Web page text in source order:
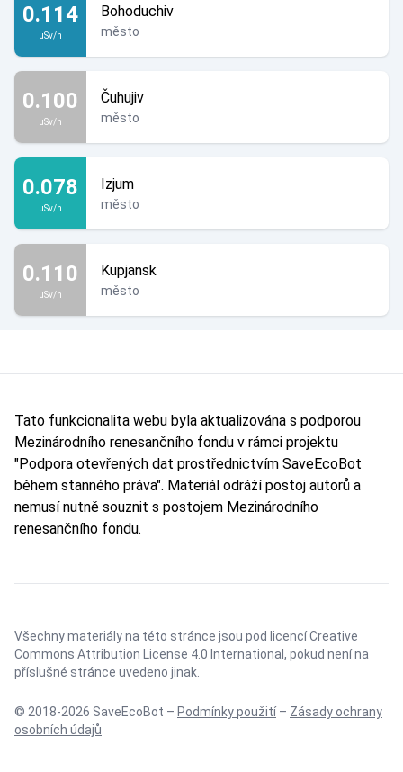
0.114
µSv/h
Bohoduchiv
město
0.100
µSv/h
Čuhujiv
město
0.078
µSv/h
Izjum
město
0.110
µSv/h
Kupjansk
město
Tato funkcionalita webu byla aktualizována s podporou
Mezinárodního renesančního fondu v rámci projektu
"Podpora otevřených dat prostřednictvím SaveEcoBot
během stanného práva". Materiál odráží postoj autorů a
nemusí nutně souznit s postojem Mezinárodního
renesančního fondu.
Všechny materiály na této stránce jsou pod licencíCreative
Commons Attribution License 4.0 International , pokud není na
příslušné stránce uvedeno jinak.
© 2018-2026 SaveEcoBot – Podmínky použití– Zásady ochrany
osobních údajů